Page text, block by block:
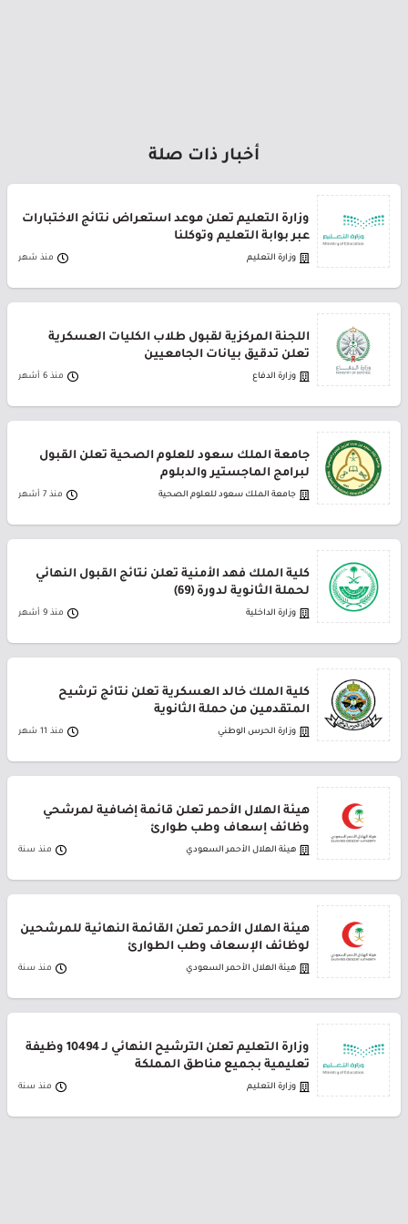
أخبار ذات صلة
وزارة التعليم تعلن موعد استعراض نتائج الاختبارات
عبر بوابة التعليم وتوكلنا
وزارة التعليم منذ شهر
اللجنة المركزية لقبول طلاب الكليات العسكرية
تعلن تدقيق بيانات الجامعيين
وزارة الدفاع منذ 6 أشهر
جامعة الملك سعود للعلوم الصحية تعلن القبول
لبرامج الماجستير والدبلوم
جامعة الملك سعود للعلوم الصحية منذ 7 أشهر
كلية الملك فهد الأمنية تعلن نتائج القبول النهائي
لحملة الثانوية لدورة (69)
وزارة الداخلية منذ 9 أشهر
كلية الملك خالد العسكرية تعلن نتائج ترشيح
المتقدمين من حملة الثانوية
وزارة الحرس الوطني منذ 11 شهر
هيئة الهلال الأحمر تعلن قائمة إضافية لمرشحي
وظائف إسعاف وطب طوارئ
هيئة الهلال الأحمر السعودي منذ سنة
هيئة الهلال الأحمر تعلن القائمة النهائية للمرشحين
لوظائف الإسعاف وطب الطوارئ
هيئة الهلال الأحمر السعودي منذ سنة
وزارة التعليم تعلن الترشيح النهائي لـ 10494 وظيفة
تعليمية بجميع مناطق المملكة
وزارة التعليم منذ سنة